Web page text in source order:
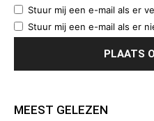
Stuur mij een e-mail als er
Stuur mij een e-mail als er
MEEST GELEZEN